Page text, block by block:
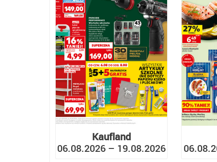
Kaufland
06.08.2026 – 19.08.2026